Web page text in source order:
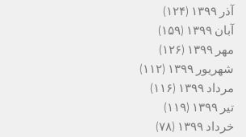
آذر ۱۳۹۹
(۱۲۴)
آبان ۱۳۹۹
(۱۵۹)
مهر ۱۳۹۹
(۱۲۶)
شهریور ۱۳۹۹
(۱۱۲)
مرداد ۱۳۹۹
(۱۱۶)
تیر ۱۳۹۹
(۱۱۹)
خرداد ۱۳۹۹
(۷۸)